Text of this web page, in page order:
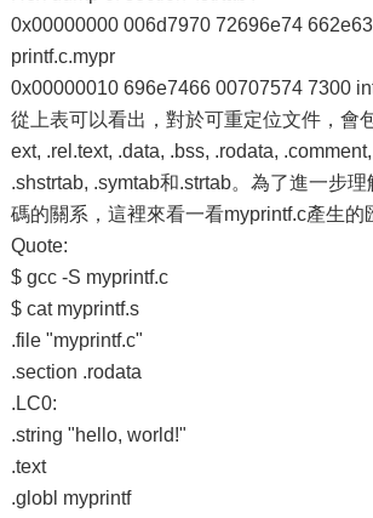
0x00000000 006d7970 72696e74
printf.c.mypr
0x00000010 696e7466 00707574 7300
從上表可以看出，對於可重定位文件，會
ext, .rel.text, .data, .bss, .rodata,
.shstrtab, .symtab和.strtab。為了進一步
碼的關系，這裡來看一看myprintf.c產生的
Quote:
$ gcc -S myprintf.c
$ cat myprintf.s
.file "myprintf.c"
.section .rodata
.LC0:
.string "hello, world!"
.text
.globl myprintf